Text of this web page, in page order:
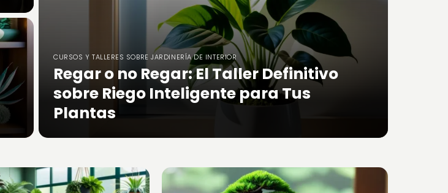
CURSOS Y TALLERES SOBRE JARDINERÍA DE INTERIOR
Regar o no Regar: El Taller Definitivo
sobre Riego Inteligente para Tus
Plantas